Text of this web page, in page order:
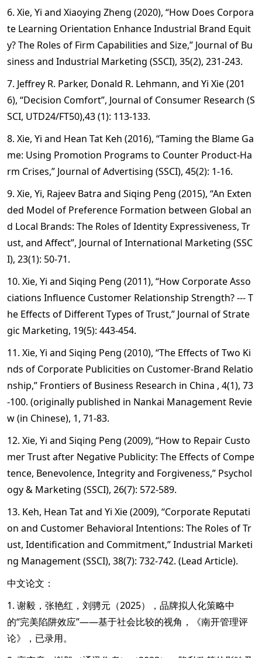
6. Xie, Yi and Xiaoying Zheng (2020), “How Does Corpora
te Learning Orientation Enhance Industrial Brand Equit
y? The Roles of Firm Capabilities and Size,” Journal of Bu
siness and Industrial Marketing (SSCI), 35(2), 231-243.
7. Jeffrey R. Parker, Donald R. Lehmann, and Yi Xie (201
6), “Decision Comfort”, Journal of Consumer Research (S
SCI, UTD24/FT50),43 (1): 113-133.
8. Xie, Yi and Hean Tat Keh (2016), “Taming the Blame Ga
me: Using Promotion Programs to Counter Product-Ha
rm Crises,” Journal of Advertising (SSCI), 45(2): 1-16.
9. Xie, Yi, Rajeev Batra and Siqing Peng (2015), “An Exten
ded Model of Preference Formation between Global an
d Local Brands: The Roles of Identity Expressiveness, Tr
ust, and Affect”, Journal of International Marketing (SSC
I), 23(1): 50-71.
10. Xie, Yi and Siqing Peng (2011), “How Corporate Asso
ciations Influence Customer Relationship Strength? --- T
he Effects of Different Types of Trust,” Journal of Strate
gic Marketing, 19(5): 443-454.
11. Xie, Yi and Siqing Peng (2010), “The Effects of Two Ki
nds of Corporate Publicities on Customer-Brand Relatio
nship,” Frontiers of Business Research in China , 4(1), 73
-100. (originally published in Nankai Management Revie
w (in Chinese), 1, 71-83.
12. Xie, Yi and Siqing Peng (2009), “How to Repair Custo
mer Trust after Negative Publicity: The Effects of Compe
tence, Benevolence, Integrity and Forgiveness,” Psychol
ogy & Marketing (SSCI), 26(7): 572-589.
13. Keh, Hean Tat and Yi Xie (2009), “Corporate Reputati
on and Customer Behavioral Intentions: The Roles of Tr
ust, Identification and Commitment,” Industrial Marketi
ng Management (SSCI), 38(7): 732-742. (Lead Article).
中文论文：
1. 谢毅，张艳红，刘骋元（2025），品牌拟人化策略中
的“完美陷阱效应”——基于社会比较的视角，《南开管理评
论》，已录用。